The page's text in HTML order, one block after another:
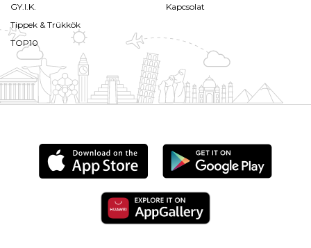
GY.I.K.
Tippek & Trükkök
TOP10
Kapcsolat